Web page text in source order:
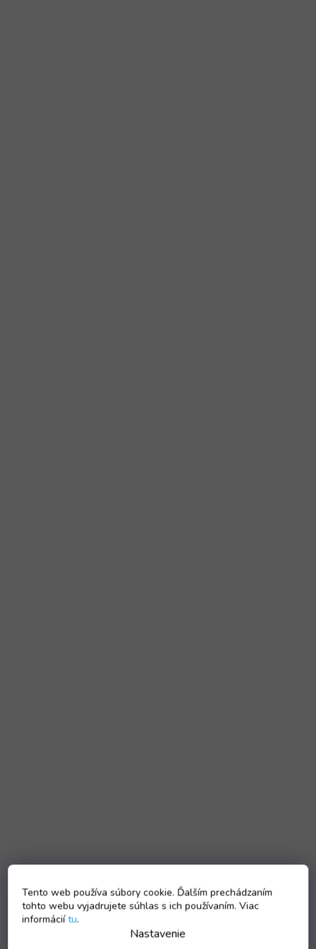
Tento web používa súbory cookie. Ďalším prechádzaním
tohto webu vyjadrujete súhlas s ich používaním. Viac
informáciítu.
Nastavenie